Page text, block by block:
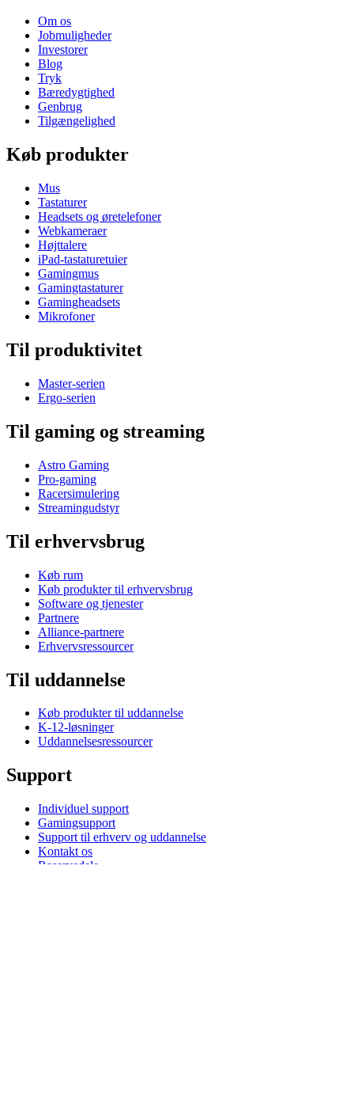
Om os
Jobmuligheder
Investorer
Blog
Tryk
Bæredygtighed
Genbrug
Tilgængelighed
Køb produkter
Mus
Tastaturer
Headsets og øretelefoner
Webkameraer
Højttalere
iPad-tastaturetuier
Gamingmus
Gamingtastaturer
Gamingheadsets
Mikrofoner
Til produktivitet
Master-serien
Ergo-serien
Til gaming og streaming
Astro Gaming
Pro-gaming
Racersimulering
Streamingudstyr
Til erhvervsbrug
Køb rum
Køb produkter til erhvervsbrug
Software og tjenester
Partnere
Alliance-partnere
Erhvervsressourcer
Til uddannelse
Køb produkter til uddannelse
K-12-løsninger
Uddannelsesressourcer
Support
Individuel support
Gamingsupport
Support til erhverv og uddannelse
Kontakt os
Reservedele